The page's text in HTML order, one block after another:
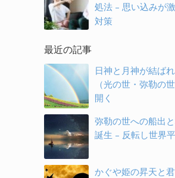
処法 – 思い込みが
対策
最近の記事
日神と月神が結ば
（光の世・弥勒の
開く
弥勒の世への船出
誕生 – 反転し世界
かぐや姫の昇天と